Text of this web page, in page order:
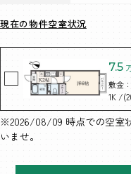
現在の物件空室状況
7.5
敷金
1K /
※2026/08/09 時点での空室
いませ。